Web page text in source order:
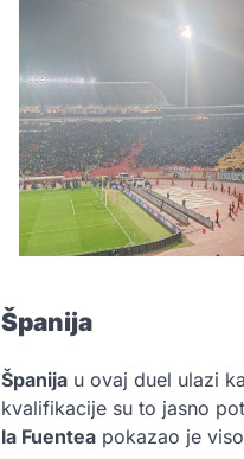
Španija
Španija u ovaj duel ulazi
kvalifikacije su to jasno
la Fuentea pokazao je